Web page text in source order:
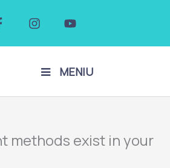
n
t
a
o
t
b
MENIU
methods exist in your